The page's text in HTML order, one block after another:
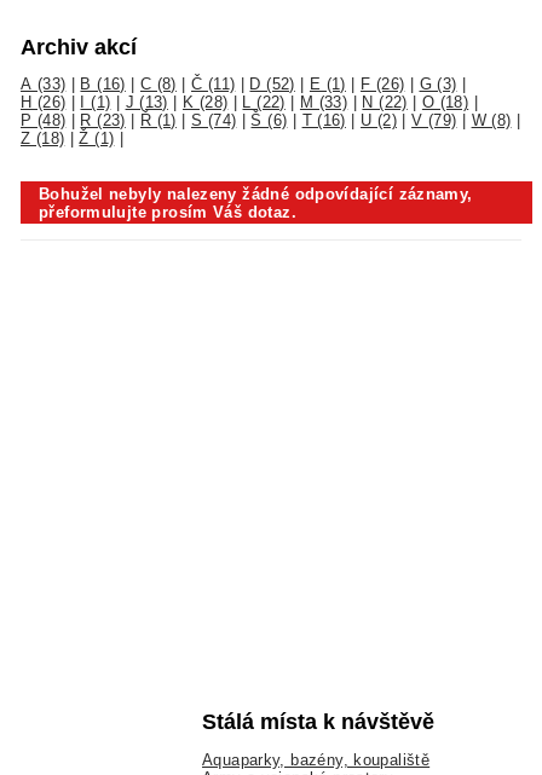
Archiv akcí
A (33) B (16) C (8) |Č (11) D (52) E (1) F (26) G (3)
H (26)
I (1) J (13) K (28) L (22) M (33) N (22) O (18)
P (48)
R (23) Ř (1) |S (74) |Š (6) T (16) U (2)|V (79) W (8)
Z (18) |Ž (1)
Bohužel nebyly nalezeny žádné odpovídající záznamy,
přeformulujte prosím Váš dotaz.
Stálá místa k návštěvě
Aquaparky, bazény, koupaliště